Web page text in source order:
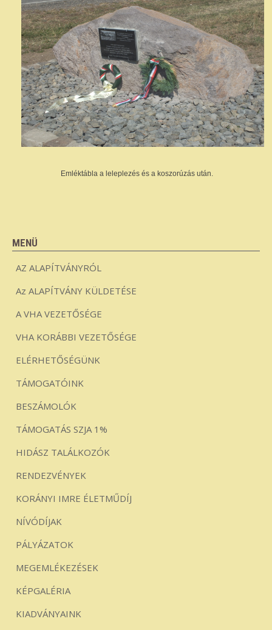
Emléktábla a leleplezés és a koszorúzás után.
MENÜ
AZ ALAPÍTVÁNYRÓL
Az ALAPÍTVÁNY KÜLDETÉSE
A VHA VEZETŐSÉGE
VHA KORÁBBI VEZETŐSÉGE
ELÉRHETŐSÉGÜNK
TÁMOGATÓINK
BESZÁMOLÓK
TÁMOGATÁS SZJA 1%
HIDÁSZ TALÁLKOZÓK
RENDEZVÉNYEK
KORÁNYI IMRE ÉLETMŰDÍJ
NÍVÓDÍJAK
PÁLYÁZATOK
MEGEMLÉKEZÉSEK
KÉPGALÉRIA
KIADVÁNYAINK